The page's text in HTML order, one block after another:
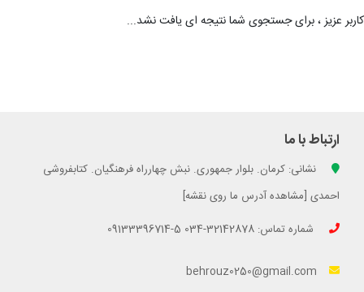
کاربر عزیز ، برای جستجوی شما نتیجه ای یافت نشد...
ارتباط با ما
نشانی: کرمان. بلوار جمهوری. نبش چهارراه فرهنگیان. کتابفروشی
احمدی [مشاهده آدرس ما روی نقشه]
شماره تماس: 32142878-034 5-09133396714
behrouz0250@gmail.com